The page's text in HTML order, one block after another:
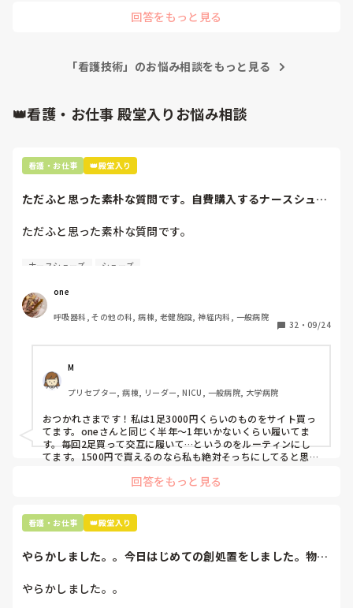
回答をもっと見る
「看護技術」のお悩み相談をもっと見る
👑看護・お仕事 殿堂入りお悩み相談
看護・お仕事 👑殿堂入り
ただふと思った素朴な質問です。自費購入するナースシュー
ただふと思った素朴な質問です。
自費購入するナースシューズ(職場で使用してる靴)っていく
わたしの職場の指定は「白のスニーカー」。
すぐに汚くなるので1,500円は絶対に超えたくない思いがあ
半年〜1年未満で交換しています。
職場の人が「ナースシューズに3000円以上は出せない」っ
て言ってて、わたしの倍額は出せるのか！とびっくりしたの
で、世の皆さんはどうなのかなと…🤔
ナースシューズ シューズ
one
呼吸器科, その他の科, 病棟, 老健施設, 神経内科, 一般病院
32 ・ 09/24
M
プリセプター, 病棟, リーダー, NICU, 一般病院, 大学病院
おつかれさまです！私は1足3000円くらいのものをサイト買っ
てます。oneさんと同じく半年〜1年いかないくらい履いてま
す。毎回2足買って交互に履いて…というのをルーティンにし
てます。1500円で買えるのなら私も絶対そっちにしてると思う
回答をもっと見る
看護・お仕事 👑殿堂入り
やらかしました。。今日はじめての創処置をしました。物品
やらかしました。。